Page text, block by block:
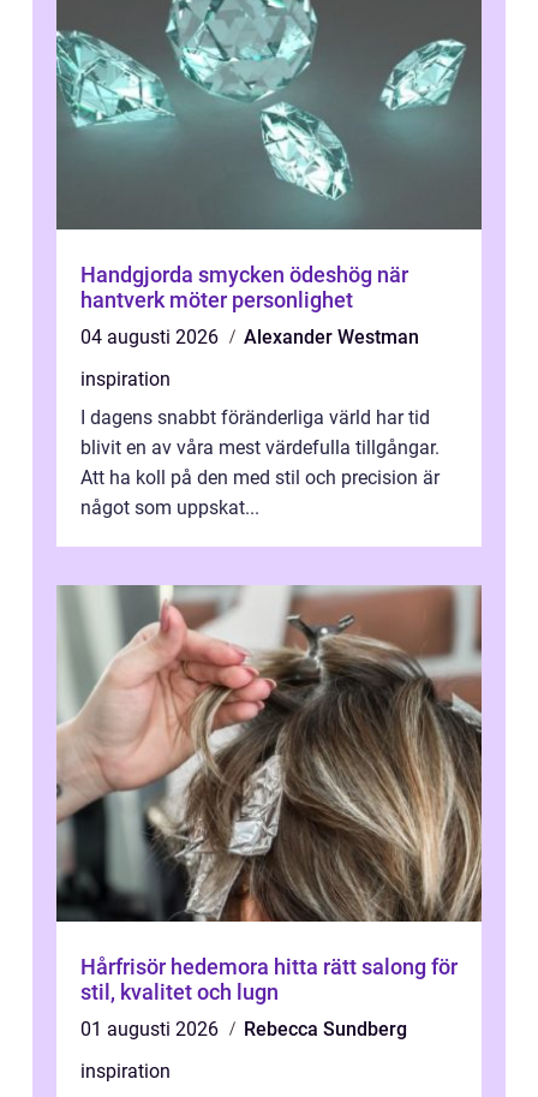
Handgjorda smycken ödeshög när
hantverk möter personlighet
04 augusti 2026
Alexander Westman
inspiration
I dagens snabbt föränderliga värld har tid
blivit en av våra mest värdefulla tillgångar.
Att ha koll på den med stil och precision är
något som uppskat...
Hårfrisör hedemora hitta rätt salong för
stil, kvalitet och lugn
01 augusti 2026
Rebecca Sundberg
inspiration